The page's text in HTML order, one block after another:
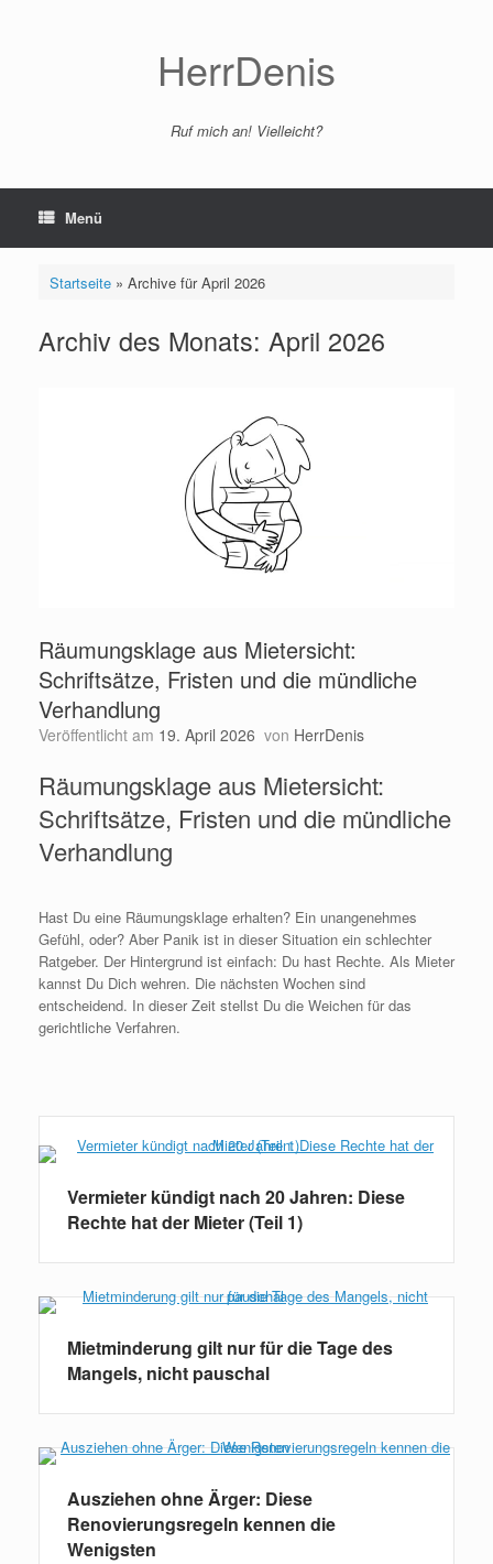
HerrDenis
Ruf mich an! Vielleicht?
Menü
Startseite» Archive für April 2026
Archiv des Monats: April 2026
Räumungsklage aus Mietersicht:
Schriftsätze, Fristen und die mündliche
Verhandlung
Veröffentlicht am 19. April 2026 von HerrDenis
Räumungsklage aus Mietersicht:
Schriftsätze, Fristen und die mündliche
Verhandlung
Hast Du eine Räumungsklage erhalten? Ein unangenehmes
Gefühl, oder? Aber Panik ist in dieser Situation ein schlechter
Ratgeber. Der Hintergrund ist einfach: Du hast Rechte. Als Mieter
kannst Du Dich wehren. Die nächsten Wochen sind
entscheidend. In dieser Zeit stellst Du die Weichen für das
gerichtliche Verfahren.
Vermieter kündigt nach 20 Jahren: Diese
Rechte hat der Mieter (Teil 1)
Mietminderung gilt nur für die Tage des
Mangels, nicht pauschal
Ausziehen ohne Ärger: Diese
Renovierungsregeln kennen die
Wenigsten